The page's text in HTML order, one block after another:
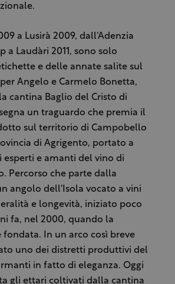
a Lusirà 2009, dall'Adenzia
a Laudàri 2011, sono solo
e delle annate salite sul
Angelo e Carmelo Bonetta,
cantina Baglio del Cristo di
un traguardo che premia il
sul territorio di Campobello
di Agrigento, portato a
esperti e amanti del vino di
Percorso che parte dalla
angolo dell'Isola vocato a vini
e longevità, iniziato poco
fa, nel 2000, quando la
fondata. In un arco così breve
uno dei distretti produttivi del
in fatto di eleganza. Oggi
gli ettari coltivati dalla cantina